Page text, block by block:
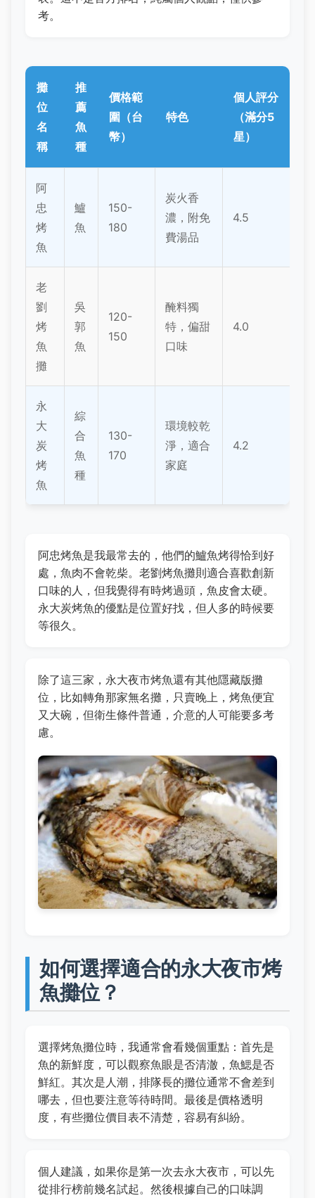
考。
攤
位
名
稱
推
薦
魚
種
價格範
圍（台
幣）
特色
個人評分
（滿分5
星）
阿
忠
烤
魚
鱸
魚
150-
180
炭火香
濃，附免
費湯品
4.5
老
劉
烤
魚
攤
吳
郭
魚
120-
150
醃料獨
特，偏甜
口味
4.0
永
大
炭
烤
魚
綜
合
魚
種
130-
170
環境較乾
淨，適合
家庭
4.2
阿忠烤魚是我最常去的，他們的鱸魚烤得恰到好
處，魚肉不會乾柴。老劉烤魚攤則適合喜歡創新
口味的人，但我覺得有時烤過頭，魚皮會太硬。
永大炭烤魚的優點是位置好找，但人多的時候要
等很久。
除了這三家，永大夜市烤魚還有其他隱藏版攤
位，比如轉角那家無名攤，只賣晚上，烤魚便宜
又大碗，但衛生條件普通，介意的人可能要多考
慮。
如何選擇適合的永大夜市烤
魚攤位？
選擇烤魚攤位時，我通常會看幾個重點：首先是
魚的新鮮度，可以觀察魚眼是否清澈，魚鰓是否
鮮紅。其次是人潮，排隊長的攤位通常不會差到
哪去，但也要注意等待時間。最後是價格透明
度，有些攤位價目表不清楚，容易有糾紛。
個人建議，如果你是第一次去永大夜市，可以先
從排行榜前幾名試起。然後根據自己的口味調